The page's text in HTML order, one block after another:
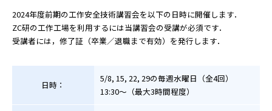
イベント
コロキウム
2024年度前期の工作安全技術講習会を以下の日時に開催します．
ZC研の工作工場を利用するには当講習会の受講が必須です．
受講者には，修了証（卒業／退職まで有効）を発行します．
日時：
5/8, 15, 22, 29の毎週水曜日（全4回）
13:30〜（最大3時間程度）